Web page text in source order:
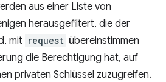
aus einer Liste von
herausgefiltert, die der
mit request übereinstimmen
die Berechtigung hat, auf
privaten Schlüssel zuzugreifen.